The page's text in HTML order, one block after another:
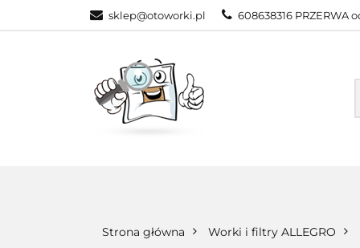
sklep@otoworki.pl 608638316 PRZERWA
NASZA OFERTA
Strona główna Worki i filtry ALLEGRO